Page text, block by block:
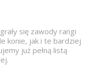
się zawody rangi
konie, jak i te bardziej
już pełną listą